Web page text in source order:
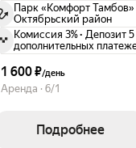
Парк «Комфорт Тамбов»
Октябрьский район
Комиссия 3%· Депозит
дополнительных
1 600 ₽/день
Аренда · 6/1
Подробнее